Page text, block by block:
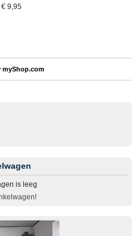
€ 9,95
myShop.com
is leeg